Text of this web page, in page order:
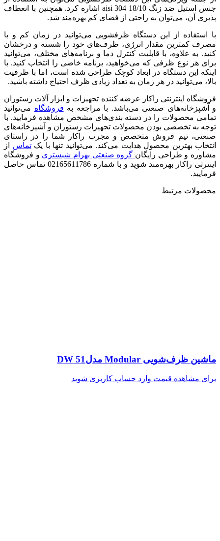
جنس استیل ضد زنگ 18/10 aisi 304 اشاره کرد. همچنین با انعطاف
پذیری آن، می‌توان به راحتی از فضای کم بهره‌مند شد.
با استفاده از این دستگاه ظرفشویی می‌توانید در زمان کم و با
مصرف کمترین مقدار انرژی، ظرف‌های خود را شسته و درخشان
کنید. به علاوه، با قابلیت کنترل دما و برنامه‌های مختلف، می‌توانید
برای هر نوع ظرفی که می‌خواهید، برنامه خاصی را انتخاب کنید. با
اینکه این دستگاه در ابعاد کوچک طراحی شده است، اما با ظرفیت
بالا، می‌توانید در هر زمان به تعداد زیادی ظرف احتیاج داشته باشید.
فروشگاه اینترنتی راکار عرضه کننده تجهیزات و ابزار آلات رستوران
و آشپزخانه‌های صنعتی می‌باشد. با مراجعه به فروشگاه می‌توانید
تمامی محصولات را در دسته بندی‌های مشخص مشاهده فرمایید. با
توجه به تخصصی بودن محصولات تجهیزات رستوران و آشپزخانه‌های
صنعتی، تیم فروش متخصص و مجرب راکار شما را در راستای
انتخاب بهترین محصول هدایت می‌کند. می‌توانید تنها با یکتماس از
مشاوره و طراحی رایگان گروه صنعتی بهرام شبستری و فروشگاه
اینترتی راکار بهره‌مند شوید و با شماره 02165611786 تماس حاصل
فرمایید.
محصولات مرتبط
ماشین ظرف‌شویی Modular مدلDW 51
برای مشاهده قیمت وارد حساب کاربری شوید